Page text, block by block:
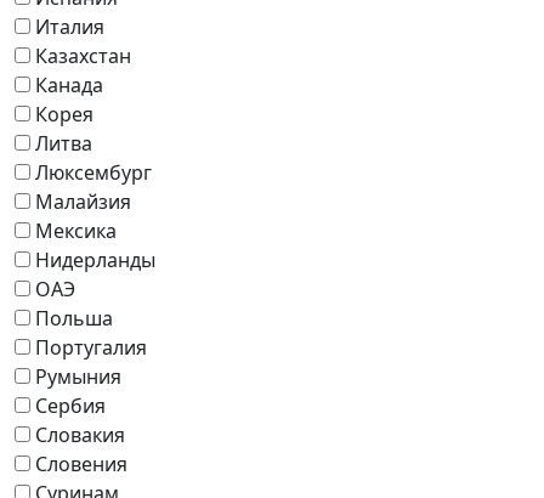
Италия
Казахстан
Канада
Корея
Литва
Люксембург
Малайзия
Мексика
Нидерланды
ОАЭ
Польша
Португалия
Румыния
Сербия
Словакия
Словения